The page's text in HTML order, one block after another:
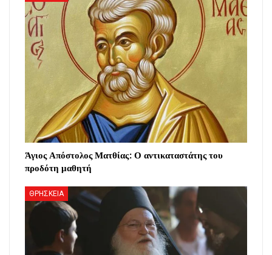
Άγιος Απόστολος Ματθίας: Ο αντικαταστάτης του
προδότη μαθητή
ΘΡΗΣΚΕΙΑ